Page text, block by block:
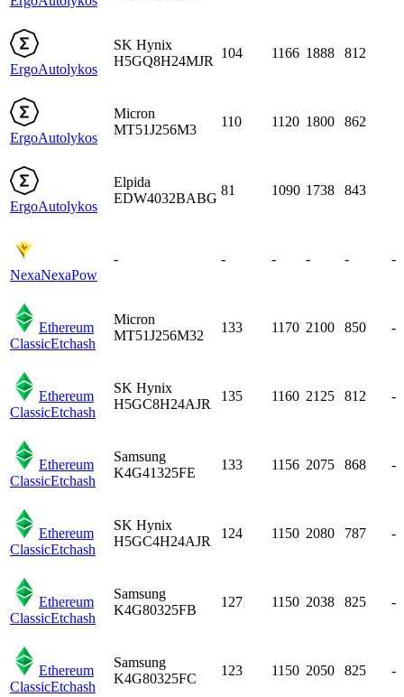
ErgoAutolykos
SK Hynix
H5GQ8H24MJR
104 1166 1888 812
ErgoAutolykos
Micron
MT51J256M3
110 1120 1800 862
ErgoAutolykos
Elpida
EDW4032BABG
81 1090 1738 843
NexaNexaPow
- - - - - -
Ethereum
ClassicEtchash
Micron
MT51J256M32
133 1170 2100 850 -
Ethereum
ClassicEtchash
SK Hynix
H5GC8H24AJR
135 1160 2125 812 -
Ethereum
ClassicEtchash
Samsung
K4G41325FE
133 1156 2075 868 -
Ethereum
ClassicEtchash
SK Hynix
H5GC4H24AJR
124 1150 2080 787 -
Ethereum
ClassicEtchash
Samsung
K4G80325FB
127 1150 2038 825 -
Ethereum
ClassicEtchash
Samsung
K4G80325FC
123 1150 2050 825 -